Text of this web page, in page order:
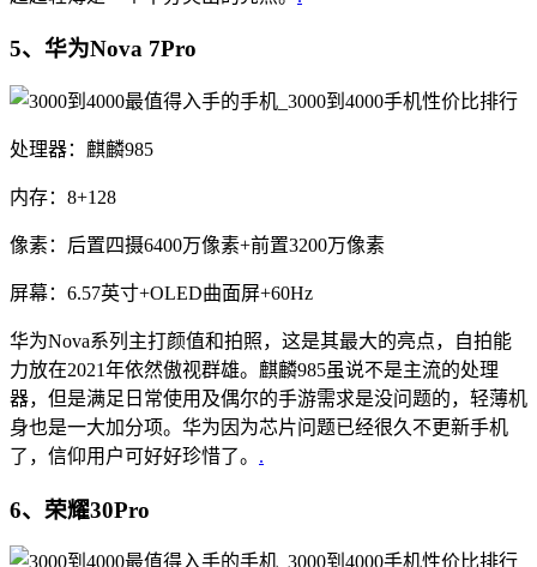
5、华为Nova 7Pro
处理器：麒麟985
内存：8+128
像素：后置四摄6400万像素+前置3200万像素
屏幕：6.57英寸+OLED曲面屏+60Hz
华为Nova系列主打颜值和拍照，这是其最大的亮点，自拍能
力放在2021年依然傲视群雄。麒麟985虽说不是主流的处理
器，但是满足日常使用及偶尔的手游需求是没问题的，轻薄机
身也是一大加分项。华为因为芯片问题已经很久不更新手机
了，信仰用户可好好珍惜了。 .
6、荣耀30Pro